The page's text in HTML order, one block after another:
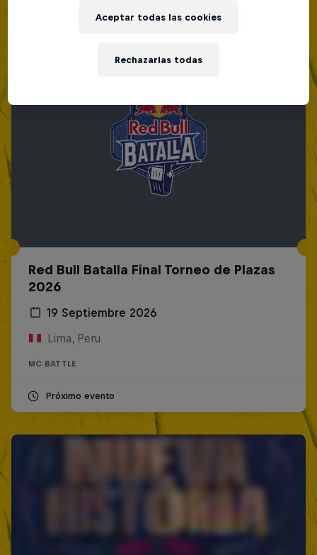
MC BATTLE
Red Bull Batalla Final Torneo de Plazas
2026
19 Septiembre 2026
Lima, Peru
MC BATTLE
Próximo evento
Rechazarlas todas
Aceptar todas las cookies